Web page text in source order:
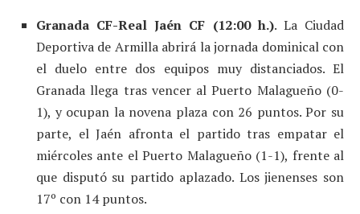
Granada CF-Real Jaén CF (12:00 h.). La Ciudad
Deportiva de Armilla abrirá la jornada dominical con
el duelo entre dos equipos muy distanciados. El
Granada llega tras vencer al Puerto Malagueño (0-
1), y ocupan la novena plaza con 26 puntos. Por su
parte, el Jaén afronta el partido tras empatar el
miércoles ante el Puerto Malagueño (1-1), frente al
que disputó su partido aplazado. Los jienenses son
17º con 14 puntos.